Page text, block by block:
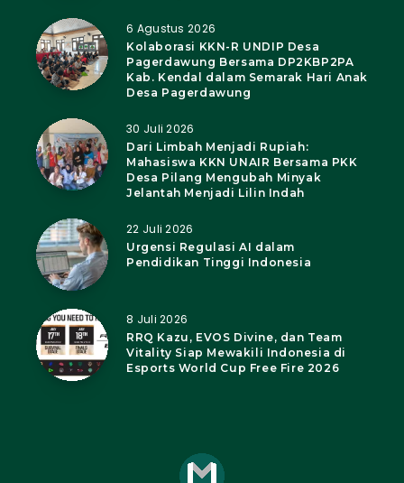
6 Agustus 2026
Kolaborasi KKN-R UNDIP Desa
Pagerdawung Bersama DP2KBP2PA
Kab. Kendal dalam Semarak Hari Anak
Desa Pagerdawung
30 Juli 2026
Dari Limbah Menjadi Rupiah:
Mahasiswa KKN UNAIR Bersama PKK
Desa Pilang Mengubah Minyak
Jelantah Menjadi Lilin Indah
22 Juli 2026
Urgensi Regulasi AI dalam
Pendidikan Tinggi Indonesia
8 Juli 2026
RRQ Kazu, EVOS Divine, dan Team
Vitality Siap Mewakili Indonesia di
Esports World Cup Free Fire 2026